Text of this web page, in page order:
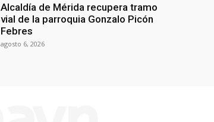
Alcaldía de Mérida recupera tramo
vial de la parroquia Gonzalo Picón
Febres
agosto 6, 2026